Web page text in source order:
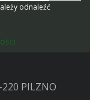
odnaleźć
PILZNO